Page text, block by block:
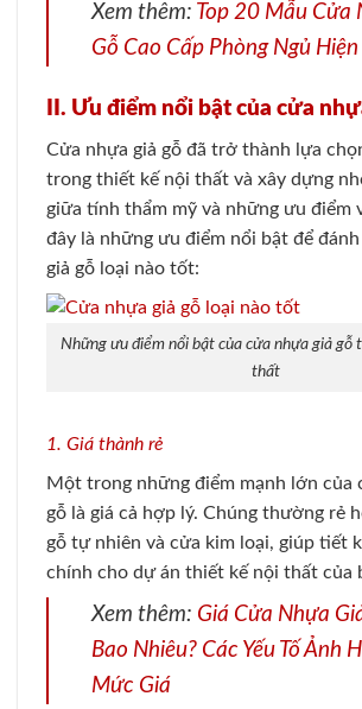
Xem thêm: Top 20 Mẫu Cửa
Gỗ Cao Cấp Phòng Ngủ
II. Ưu điểm nổi bật của cửa
Cửa nhựa giả gỗ đã trở thành lựa
trong thiết kế nội thất và xây dựng
giữa tính thẩm mỹ và những ưu
đây là những ưu điểm nổi bật để
giả gỗ loại nào tốt:
Những ưu điểm nổi bật của cửa nhựa giả gỗ
thất
1. Giá thành rẻ
Một trong những điểm mạnh lớn của
gỗ là giá cả hợp lý. Chúng thường rẻ
gỗ tự nhiên và cửa kim loại, giúp tiết
chính cho dự án thiết kế nội thất của
Xem thêm: Giá Cửa Nhựa
Bao Nhiêu? Các Yếu Tố Ảnh
Mức Giá